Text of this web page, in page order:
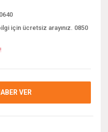
için ücretsiz arayınız. 0850
VER